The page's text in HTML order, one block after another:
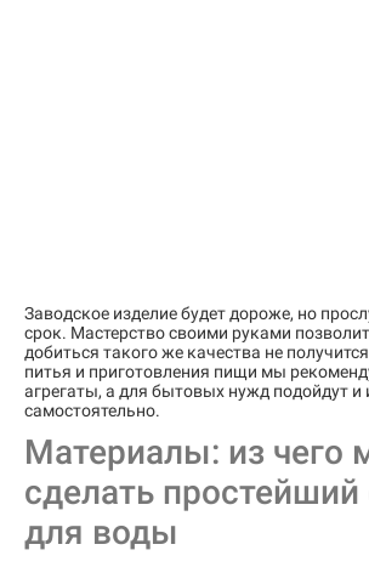
Заводское изделие будет дороже, но
срок. Мастерство своими руками
добиться такого же качества не
питья и приготовления пищи мы
агрегаты, а для бытовых нужд подойдут и
самостоятельно.
Материалы: из чего
сделать простейший
для воды